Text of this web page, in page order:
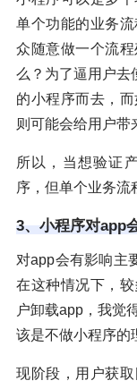
单个功能的业务
众随意做一个流
么？为了逼用户去
的小程序而去，
则可能会给用户带
所以，当想验证
序，但单个业务流
3、小程序对app
对app会有影响主
在这种情况下，
户卸载app，我觉
该是不做小程序的
现阶段，用户获